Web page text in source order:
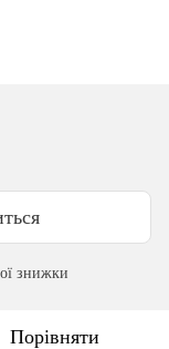
знижки
Порівняти